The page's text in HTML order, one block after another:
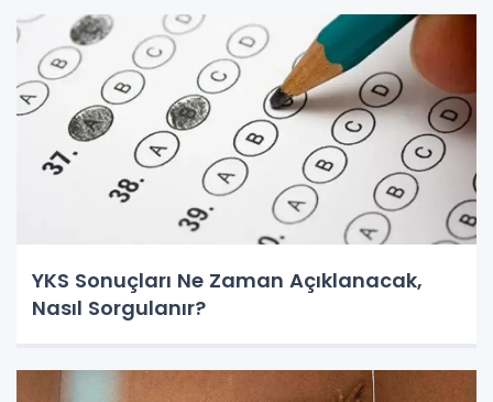
YKS Sonuçları Ne Zaman Açıklanacak,
Nasıl Sorgulanır?